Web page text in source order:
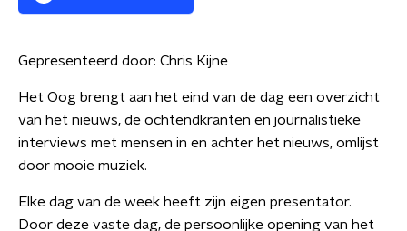
Gepresenteerd door: Chris Kijne
Het Oog brengt aan het eind van de dag een overzicht
van het nieuws, de ochtendkranten en journalistieke
interviews met mensen in en achter het nieuws, omlijst
door mooie muziek.
Elke dag van de week heeft zijn eigen presentator.
Door deze vaste dag, de persoonlijke opening van het